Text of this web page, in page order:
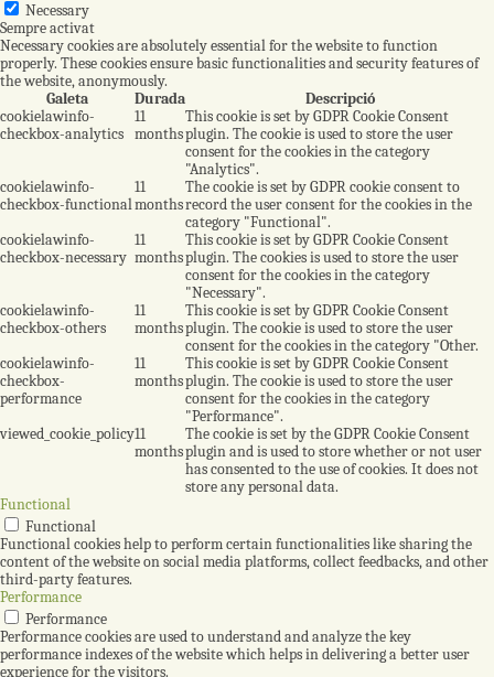
Necessary
Sempre activat
Necessary cookies are absolutely essential for the website to function
properly. These cookies ensure basic functionalities and security features of
the website, anonymously.
Galeta
Durada
Descripció
cookielawinfo-
checkbox-analytics
11
months
This cookie is set by GDPR Cookie Consent
plugin. The cookie is used to store the user
consent for the cookies in the category
"Analytics".
cookielawinfo-
checkbox-functional
11
months
The cookie is set by GDPR cookie consent to
record the user consent for the cookies in the
category "Functional".
cookielawinfo-
checkbox-necessary
11
months
This cookie is set by GDPR Cookie Consent
plugin. The cookies is used to store the user
consent for the cookies in the category
"Necessary".
cookielawinfo-
checkbox-others
11
months
This cookie is set by GDPR Cookie Consent
plugin. The cookie is used to store the user
consent for the cookies in the category "Other.
cookielawinfo-
checkbox-
performance
11
months
This cookie is set by GDPR Cookie Consent
plugin. The cookie is used to store the user
consent for the cookies in the category
"Performance".
viewed_cookie_policy11
months
The cookie is set by the GDPR Cookie Consent
plugin and is used to store whether or not user
has consented to the use of cookies. It does not
store any personal data.
Functional
Functional
Functional cookies help to perform certain functionalities like sharing the
content of the website on social media platforms, collect feedbacks, and other
third-party features.
Performance
Performance
Performance cookies are used to understand and analyze the key
performance indexes of the website which helps in delivering a better user
experience for the visitors.